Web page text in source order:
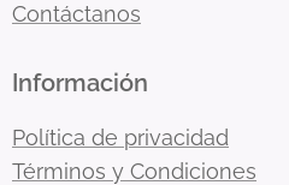
Contáctanos
Información
Política de privacidad
Términos y Condiciones